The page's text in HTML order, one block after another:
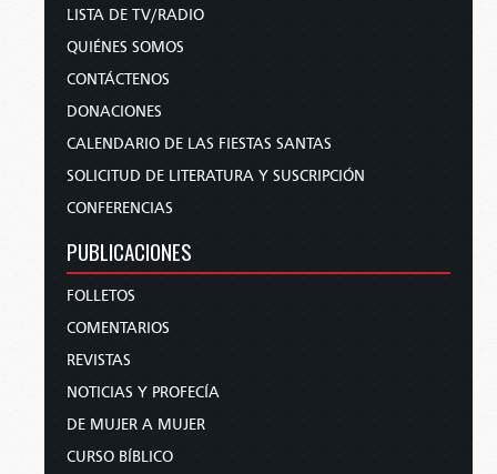
LISTA DE TV/RADIO
QUIÉNES SOMOS
CONTÁCTENOS
DONACIONES
CALENDARIO DE LAS FIESTAS SANTAS
SOLICITUD DE LITERATURA Y SUSCRIPCIÓN
CONFERENCIAS
PUBLICACIONES
FOLLETOS
COMENTARIOS
REVISTAS
NOTICIAS Y PROFECÍA
DE MUJER A MUJER
CURSO BÍBLICO